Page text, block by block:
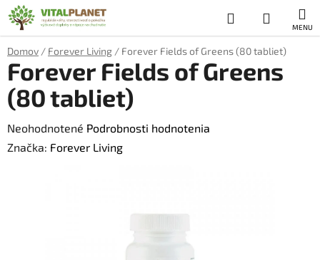
Prejsť
na
obsah
Hľadať
KOŠÍK
Domov / Forever Living / Forever Fields of Greens (80 tabliet)
Forever Fields of Greens
(80 tabliet)
Priemerné
hodnotenie
Neohodnotené Podrobnosti hodnotenia
Značka: Forever Living